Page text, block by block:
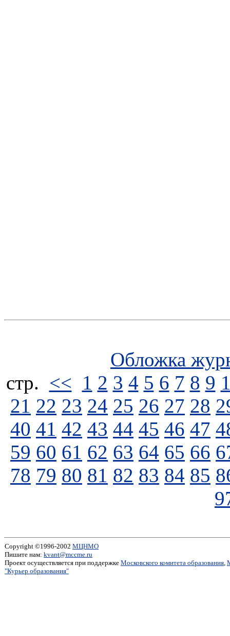
Обложка
стp. << 1 2 3 4 5 6 7 8 9
21 22 23 24 25 26 27 28
40 41 42 43 44 45 46 47
59 60 61 62 63 64 65 66
78 79 80 81 82 83 84 85
Copyright ©1996-2002 МЦНМО
Пишите нам: kvant@mccme.ru
Проект осуществляется при поддержке Московского комитета образования,
"Курьер образования"